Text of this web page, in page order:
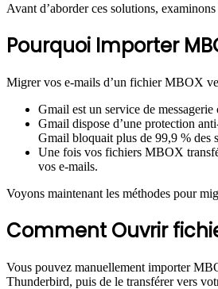
Avant d’aborder ces solutions,
Pourquoi Importer
Migrer vos e-mails d’un fichier MBOX
Gmail est un service de
Gmail dispose d’une protection
Gmail bloquait plus de 99,9 % des
Une fois vos fichiers MBOX
vos e-mails.
Voyons maintenant les méthodes pour
Comment Ouvrir
Vous pouvez manuellement importer
Thunderbird, puis de le transférer vers